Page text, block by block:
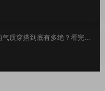
质穿搭到底有多绝？看完想